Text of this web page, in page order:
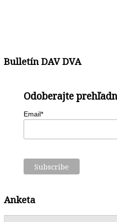
Bulletín DAV DVA
Odoberajte
Email*
Anketa